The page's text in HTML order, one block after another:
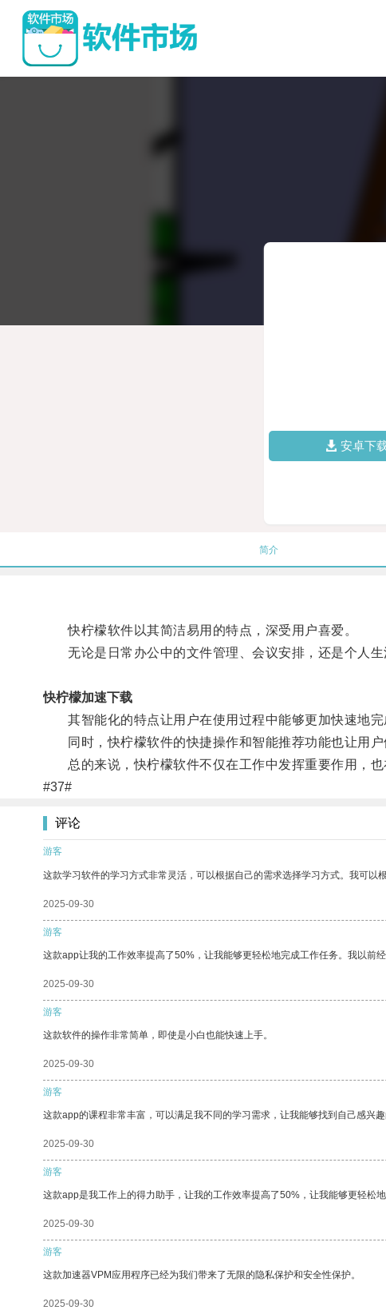
安卓下
简介
快柠檬软件以其简洁易用的特点，深受用户喜爱。
无论是日常办公中的文件管理、会议安排，还是个人生
快柠檬加速下载
其智能化的特点让用户在使用过程中能够更加快速地完
同时，快柠檬软件的快捷操作和智能推荐功能也让用户
总的来说，快柠檬软件不仅在工作中发挥重要作用，也
#37#
评论
游客
这款学习软件的学习方式非常灵活，可以根据自己的需求选择学习方式。我可以
2025-09-30
游客
这款app让我的工作效率提高了50%，让我能够更轻松地完成工作任务。我以前
2025-09-30
游客
这款软件的操作非常简单，即使是小白也能快速上手。
2025-09-30
游客
这款app的课程非常丰富，可以满足我不同的学习需求，让我能够找到自己感兴趣
2025-09-30
游客
这款app是我工作上的得力助手，让我的工作效率提高了50%，让我能够更轻松地
2025-09-30
游客
这款加速器VPM应用程序已经为我们带来了无限的隐私保护和安全性保护。
2025-09-30